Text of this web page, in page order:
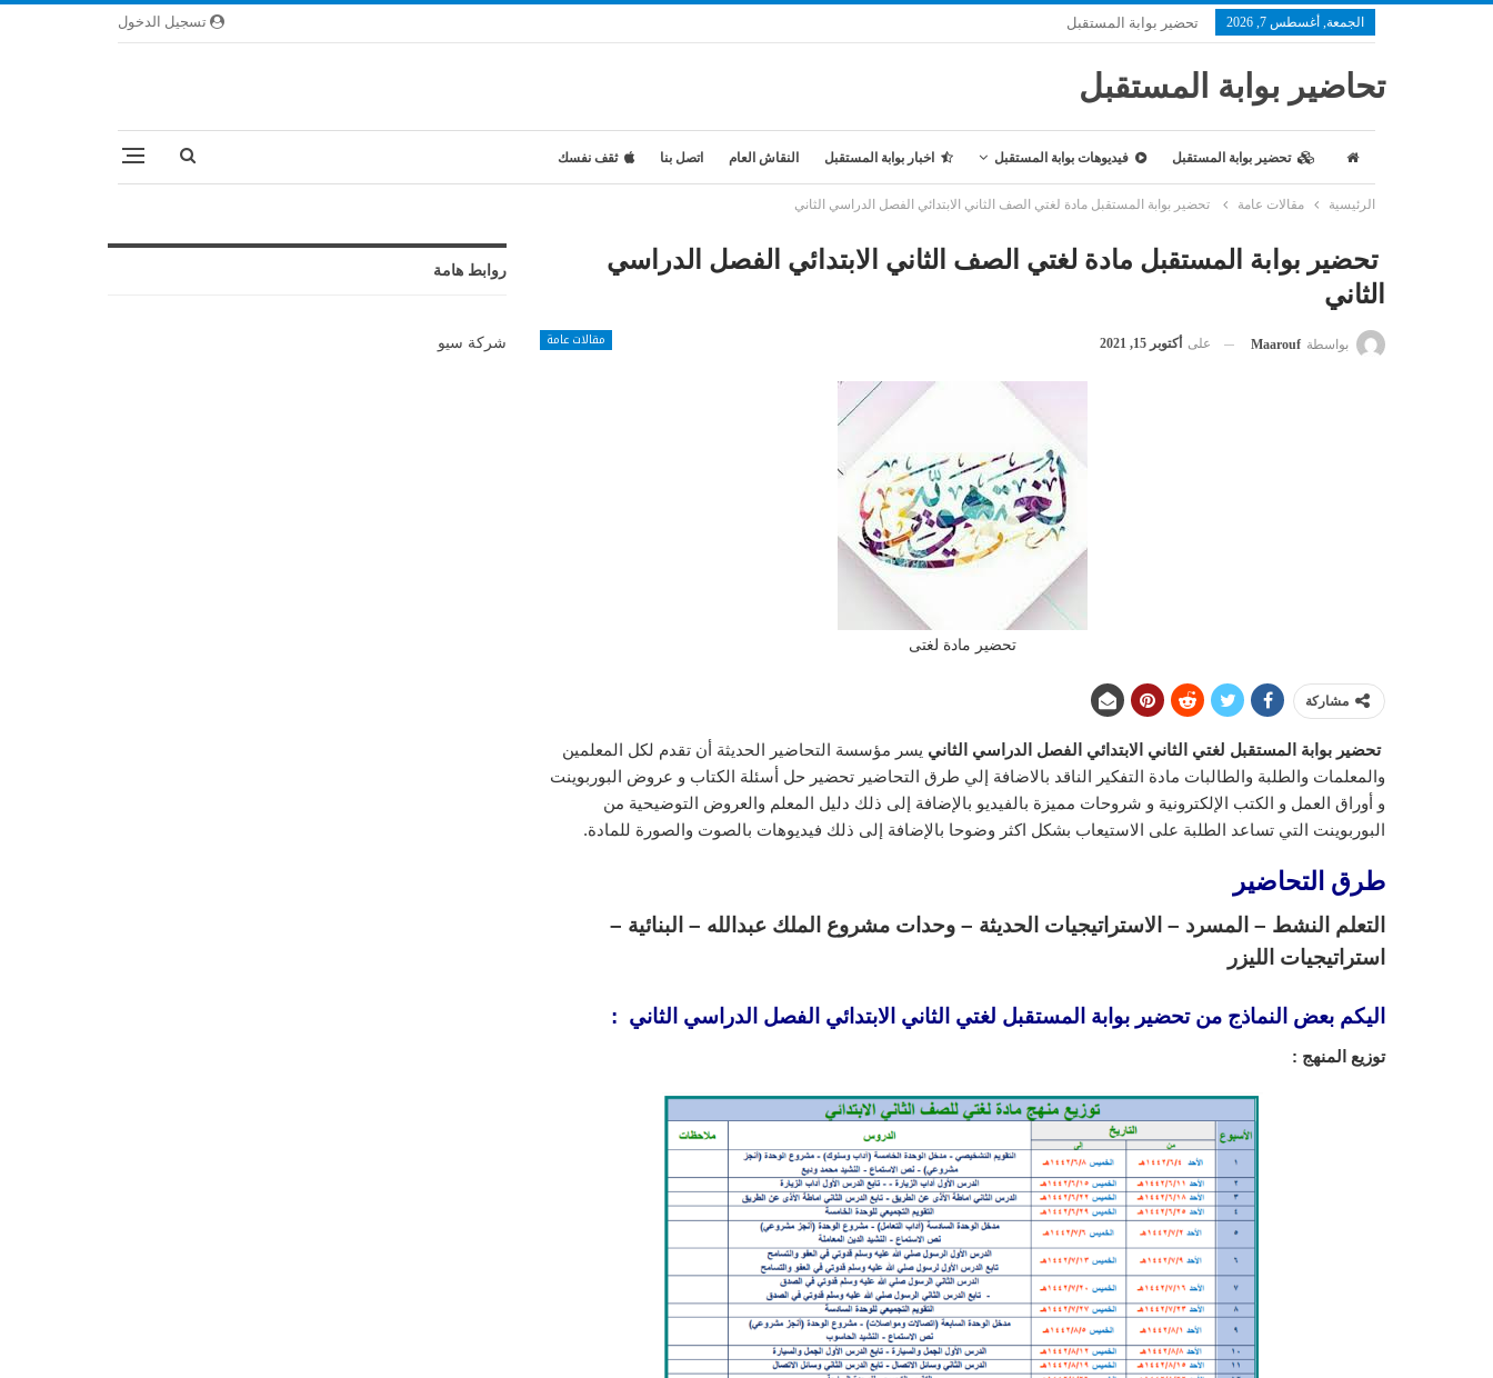
تسجيل الدخول الجمعة, أغسطس 7, 2026 تحضير بوابة المستقبل
تحاضير بوابة المستقبل
تحضير بوابة المستقبل فيديوهات بوابة المستقبل اخبار بوابة المستقبل النقاش العام اتصل بنا ثقف نفسك
الرئيسية مقالات عامة تحضير بوابة المستقبل مادة لغتي الصف الثاني الابتدائي الفصل الدراسي الثاني
تحضير بوابة المستقبل مادة لغتي الصف الثاني الابتدائي الفصل الدراسي
الثاني
مقالات عامة بواسطة Maarouf على أكتوبر 15, 2021
تحضير مادة لغتى
مشاركة
تحضير بوابة المستقبل لغتي الثاني الابتدائي الفصل الدراسي الثاني يسر مؤسسة التحاضير الحديثة أن تقدم لكل المعلمين
والمعلمات والطلبة والطالبات مادة التفكير الناقد بالاضافة إلي طرق التحاضير تحضير حل أسئلة الكتاب و عروض البوربوينت
و أوراق العمل و الكتب الإلكترونية و شروحات مميزة بالفيديو بالإضافة إلى ذلك دليل المعلم والعروض التوضيحية من
البوربوينت التي تساعد الطلبة على الاستيعاب بشكل اكثر وضوحا بالإضافة إلى ذلك فيديوهات بالصوت والصورة للمادة.
طرق التحاضير
التعلم النشط – المسرد – الاستراتيجيات الحديثة – وحدات مشروع الملك عبدالله – البنائية –
استراتيجيات الليزر
اليكم بعض النماذج منتحضير بوابة المستقبل لغتي الثاني الابتدائي الفصل الدراسي الثاني :
توزيع المنهج :
روابط هامة
شركة سيو